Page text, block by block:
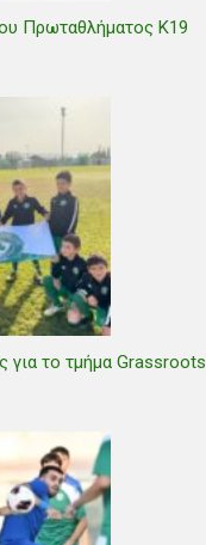
Πρωταθλήματος Κ19
για το τμήμα Grassroots